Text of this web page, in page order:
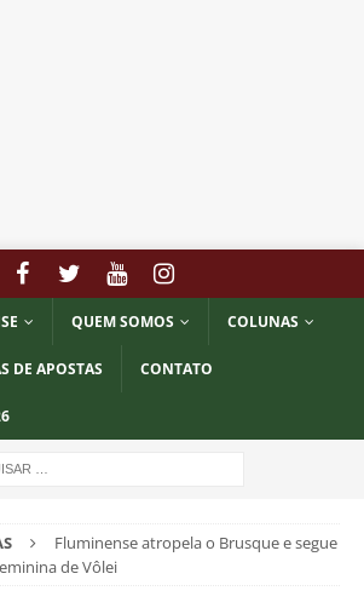
QUEM SOMOS COLUNAS
DE APOSTAS CONTATO
Fluminense atropela o Brusque e segue
de Vôlei